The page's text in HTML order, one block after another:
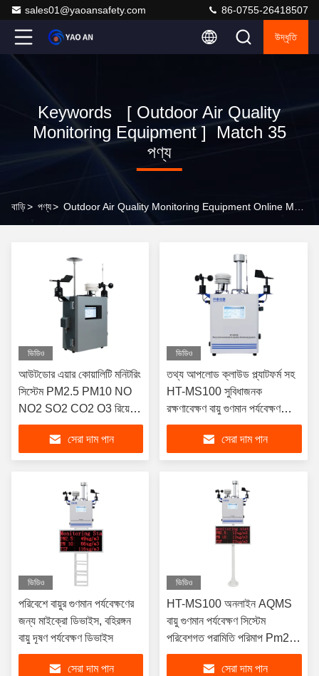
sales01@yaoansafety.com 86-0755-26418507
উদ্ধৃতি
Keywords [ Outdoor Air Quality
Monitoring Equipment ] Match 35
পণ্য
বাড়ি> পণ্য>
ভিডিও
আউটডোর এয়ার কোয়ালিটি মনিটরিং
সিস্টেম PM2.5 PM10 NO
NO2 SO2 CO2 O3 রিয়েল
টাইম পরিমাপ
সেরা দাম পান
ভিডিও
তথ্য আপলোড ক্লাউড প্ল্যাটফর্ম সহ
HT-MS100 সুবিধাজনক
রক্ষণাবেক্ষণ বায়ু গুণমান পর্যবেক্ষণ
স্টেশন
সেরা দাম পান
ভিডিও
পরিবেশে বায়ুর গুণমান পর্যবেক্ষণের
জন্য মাইক্রো ডিভাইস, বহিরঙ্গন
বায়ু দূষণ পর্যবেক্ষণ ডিভাইস
সেরা দাম পান
ভিডিও
HT-MS100 অনলাইন AQMS
বায়ু গুণমান পর্যবেক্ষণ সিস্টেম
পরিবেশগত পরামিতি পরিমাপ Pm2.5
PM10 পর্যবেক্ষণ সিস্টেম
সেরা দাম পান